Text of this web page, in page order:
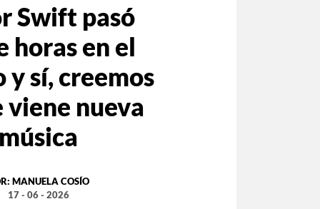
Swift pasó
horas en el
y sí, creemos
viene nueva
música
MANUELA COSÍO
17 - 06 - 2026